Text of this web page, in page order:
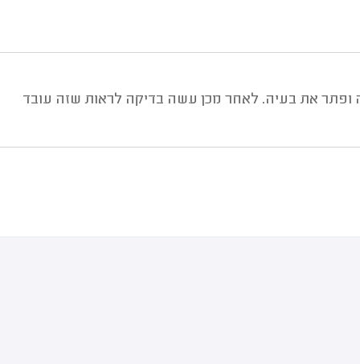
ופתר את בעיה. לאחר מכן עשה בדיקה לראות שזה עובד